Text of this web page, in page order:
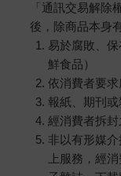
「通訊交易解
後，除商品本身
易於腐敗、
鮮食品）
依消費者要求
報紙、期刊或
經消費者拆封
非以有形媒
上服務，經